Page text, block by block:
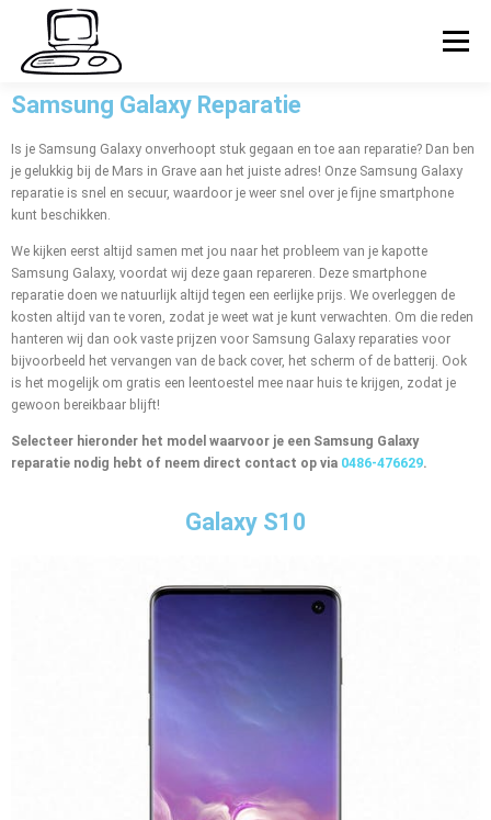
Menu
PARTICULIER
REPARATIES CONTACT
COMPUTERHULP OP AFSTAND WEBSHOP
WINKELMAND
Samsung Galaxy Reparatie
Is je Samsung Galaxy onverhoopt stuk gegaan en toe aan reparatie? Dan ben
je gelukkig bij de Mars in Grave aan het juiste adres! Onze Samsung Galaxy
reparatie is snel en secuur, waardoor je weer snel over je fijne smartphone
kunt beschikken.
We kijken eerst altijd samen met jou naar het probleem van je kapotte
Samsung Galaxy, voordat wij deze gaan repareren. Deze smartphone
reparatie doen we natuurlijk altijd tegen een eerlijke prijs. We overleggen de
kosten altijd van te voren, zodat je weet wat je kunt verwachten. Om die reden
hanteren wij dan ook vaste prijzen voor Samsung Galaxy reparaties voor
bijvoorbeeld het vervangen van de back cover, het scherm of de batterij. Ook
is het mogelijk om gratis een leentoestel mee naar huis te krijgen, zodat je
gewoon bereikbaar blijft!
Selecteer hieronder het model waarvoor je een Samsung Galaxy
reparatie nodig hebt of neem direct contact op via 0486-476629.
Galaxy S10